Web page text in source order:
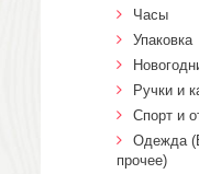
Часы
Упаковка
Ручки и
Спорт и
Одежда
прочее)